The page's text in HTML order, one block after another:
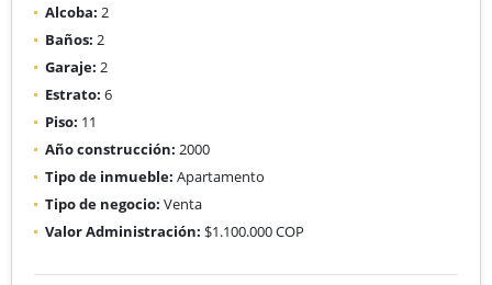
Alcoba: 2
Baños: 2
Garaje: 2
Estrato: 6
Piso: 11
Año construcción: 2000
Tipo de inmueble: Apartamento
Tipo de negocio: Venta
Valor Administración: $1.100.000 COP